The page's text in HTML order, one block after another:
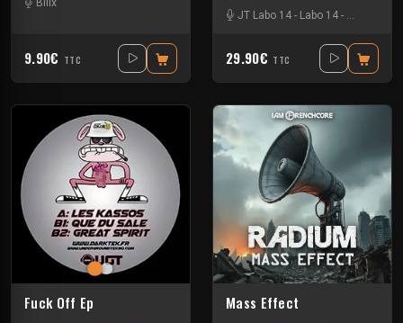
Billx
9.90€ TTC
JT Labo 14 - Labo 14 - N3llø Labo
29.90€ TTC
Fuck Off Ep Mass Effect